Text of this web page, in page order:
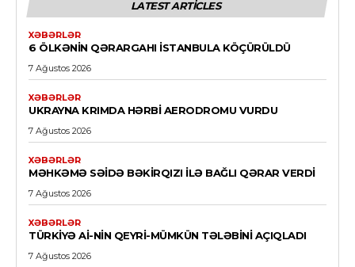
LATEST ARTICLES
XƏBƏRLƏR
6 ÖLKƏNIN QƏRARGAHI İSTANBULA KÖÇÜRÜLDÜ
7 Ağustos 2026
XƏBƏRLƏR
UKRAYNA KRIMDA HƏRBI AERODROMU VURDU
7 Ağustos 2026
XƏBƏRLƏR
MƏHKƏMƏ SƏIDƏ BƏKIRQIZI ILƏ BAĞLI QƏRAR VERDI
7 Ağustos 2026
XƏBƏRLƏR
TÜRKIYƏ Aİ-NIN QEYRI-MÜMKÜN TƏLƏBINI AÇIQLADI
7 Ağustos 2026